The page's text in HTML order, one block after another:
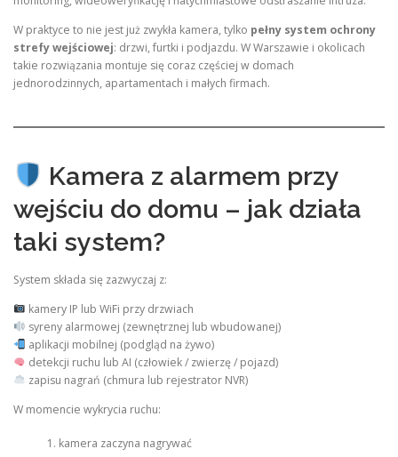
W praktyce to nie jest już zwykła kamera, tylko pełny system ochrony
strefy wejściowej: drzwi, furtki i podjazdu. W Warszawie i okolicach
takie rozwiązania montuje się coraz częściej w domach
jednorodzinnych, apartamentach i małych firmach.
Kamera z alarmem przy
wejściu do domu – jak działa
taki system?
System składa się zazwyczaj z:
kamery IP lub WiFi przy drzwiach
syreny alarmowej (zewnętrznej lub wbudowanej)
aplikacji mobilnej (podgląd na żywo)
detekcji ruchu lub AI (człowiek / zwierzę / pojazd)
zapisu nagrań (chmura lub rejestrator NVR)
W momencie wykrycia ruchu:
kamera zaczyna nagrywać